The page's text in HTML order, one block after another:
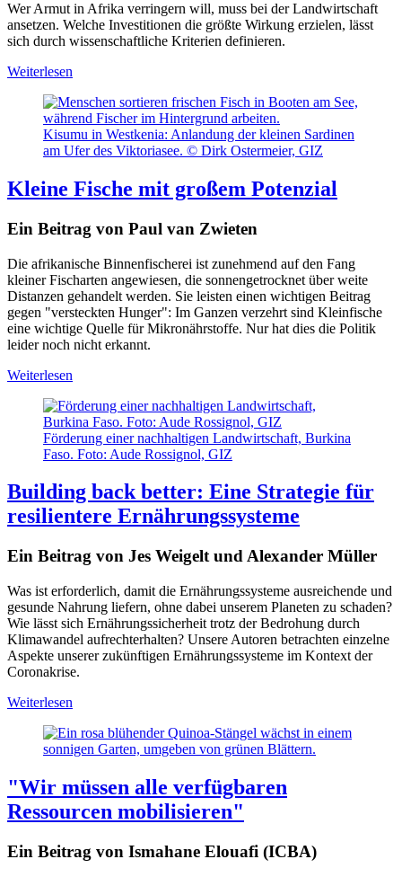
Wer Armut in Afrika verringern will, muss bei der Landwirtschaft
ansetzen. Welche Investitionen die größte Wirkung erzielen, lässt
sich durch wissenschaftliche Kriterien definieren.
Weiterlesen
Kisumu in Westkenia: Anlandung der kleinen Sardinen
am Ufer des Viktoriasee. © Dirk Ostermeier, GIZ
Kleine Fische mit großem Potenzial
Ein Beitrag von Paul van Zwieten
Die afrikanische Binnenfischerei ist zunehmend auf den Fang
kleiner Fischarten angewiesen, die sonnengetrocknet über weite
Distanzen gehandelt werden. Sie leisten einen wichtigen Beitrag
gegen "versteckten Hunger": Im Ganzen verzehrt sind Kleinfische
eine wichtige Quelle für Mikronährstoffe. Nur hat dies die Politik
leider noch nicht erkannt.
Weiterlesen
Förderung einer nachhaltigen Landwirtschaft, Burkina
Faso. Foto: Aude Rossignol, GIZ
Building back better: Eine Strategie für
resilientere Ernährungssysteme
Ein Beitrag von Jes Weigelt und Alexander Müller
Was ist erforderlich, damit die Ernährungssysteme ausreichende und
gesunde Nahrung liefern, ohne dabei unserem Planeten zu schaden?
Wie lässt sich Ernährungssicherheit trotz der Bedrohung durch
Klimawandel aufrechterhalten? Unsere Autoren betrachten einzelne
Aspekte unserer zukünftigen Ernährungssysteme im Kontext der
Coronakrise.
Weiterlesen
"Wir müssen alle verfügbaren
Ressourcen mobilisieren"
Ein Beitrag von Ismahane Elouafi (ICBA)